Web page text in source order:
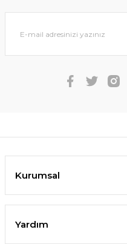
Kurumsal
Yardım